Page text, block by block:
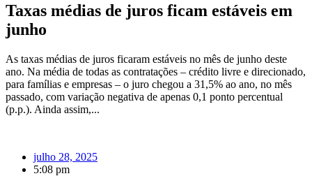
Taxas médias de juros ficam estáveis em
junho
As taxas médias de juros ficaram estáveis no mês de junho deste
ano. Na média de todas as contratações – crédito livre e direcionado,
para famílias e empresas – o juro chegou a 31,5% ao ano, no mês
passado, com variação negativa de apenas 0,1 ponto percentual
(p.p.). Ainda assim,...
julho 28, 2025
5:08 pm